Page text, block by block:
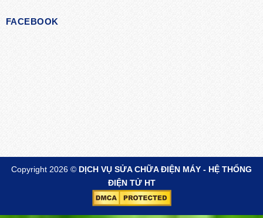
FACEBOOK
Copyright 2026 © DỊCH VỤ SỬA CHỮA ĐIỆN MÁY - HỆ THỐNG
ĐIỆN TỬ HT